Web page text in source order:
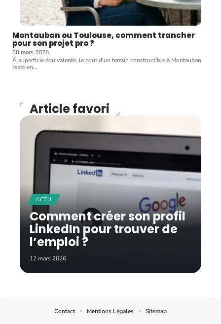
Montauban ou Toulouse, comment trancher
pour son projet pro ?
30 mars 2026
À superficie équivalente, le coût d'un terrain constructible à Montauban
reste en…
Article favori
ACTU
Comment créer son profil
LinkedIn pour trouver de
l’emploi ?
12 mars 2026
Contact Mentions Légales Sitemap